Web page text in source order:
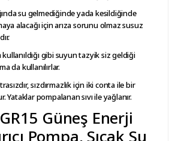
su gelmediğinde yada kesildiğinde
alacağı için arıza sorunu olmaz susuz
gibi suyun tazyik siz geldiği
da kullanılırlar.
sızdırmazlık için iki conta ile bir
pompalanan sıvı ile yağlanır.
Güneş Enerji
Pompa, Sıcak Su